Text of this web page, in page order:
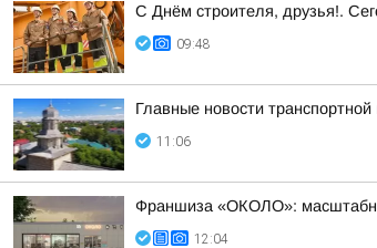
С Днём строителя, друзья!.
09:48
Главные новости
11:06
Франшиза «ОКОЛО»:
12:04